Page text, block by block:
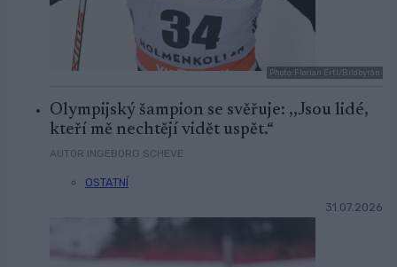
Photo: Florian Ertl/Bildbyrån
Olympijský šampion se svěřuje: ,,Jsou lidé,
kteří mě nechtějí vidět uspět.“
AUTOR INGEBORG SCHEVE
OSTATNÍ
31.07.2026